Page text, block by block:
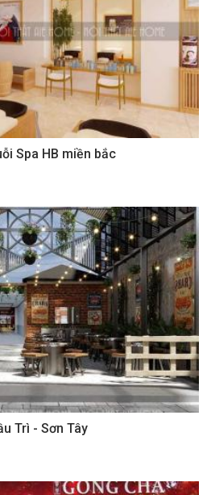
Spa HB miền bắc
Trì - Sơn Tây